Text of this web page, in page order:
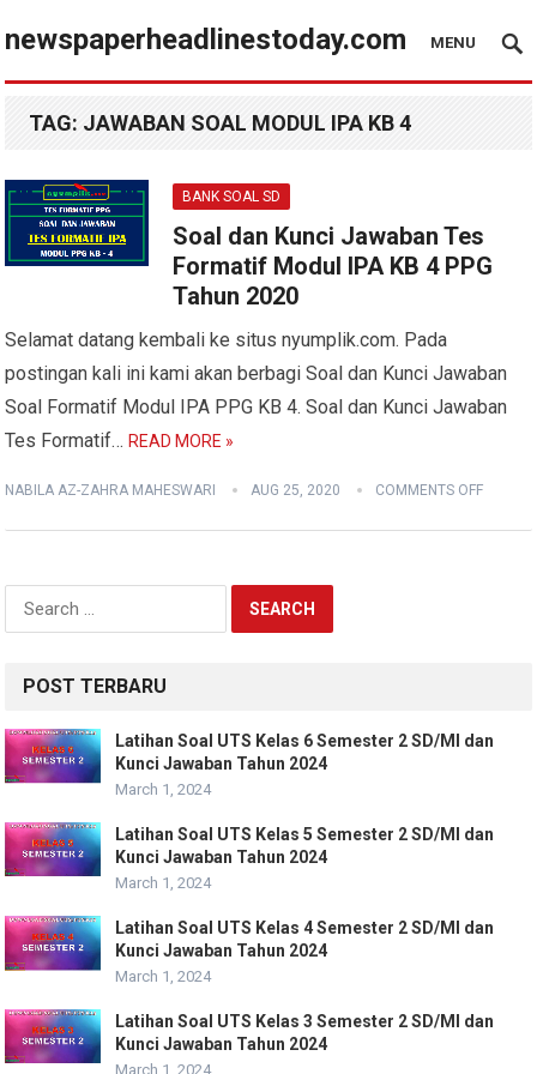
newspaperheadlinestoday.com MENU
TAG: JAWABAN SOAL MODUL IPA KB 4
BANK SOAL SD
Soal dan Kunci Jawaban Tes
Formatif Modul IPA KB 4 PPG
Tahun 2020
Selamat datang kembali ke situs nyumplik.com. Pada
postingan kali ini kami akan berbagi Soal dan Kunci Jawaban
Soal Formatif Modul IPA PPG KB 4. Soal dan Kunci Jawaban
Tes Formatif…READ MORE »
NABILA AZ-ZAHRA MAHESWARI AUG 25, 2020 COMMENTS OFF
Search
for:
POST TERBARU
Latihan Soal UTS Kelas 6 Semester 2 SD/MI dan
Kunci Jawaban Tahun 2024
March 1, 2024
Latihan Soal UTS Kelas 5 Semester 2 SD/MI dan
Kunci Jawaban Tahun 2024
March 1, 2024
Latihan Soal UTS Kelas 4 Semester 2 SD/MI dan
Kunci Jawaban Tahun 2024
March 1, 2024
Latihan Soal UTS Kelas 3 Semester 2 SD/MI dan
Kunci Jawaban Tahun 2024
March 1, 2024